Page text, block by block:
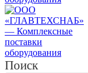
Поиск